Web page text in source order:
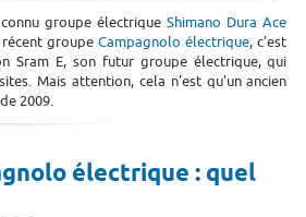
groupe électriqueShimano Dura Ace
groupeCampagnolo électrique, c'est
Sram E, son futur groupe électrique, qui
Mais attention, cela n'est qu'un ancien
2009.
électrique : quel